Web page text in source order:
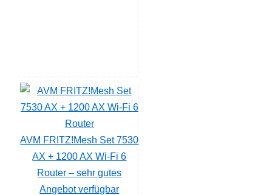
AVM FRITZ!Mesh Set 7530
AX + 1200 AX Wi-Fi 6
Router – sehr gutes
Angebot verfügbar